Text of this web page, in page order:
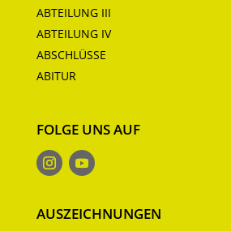
ABTEILUNG III
ABTEILUNG IV
ABSCHLÜSSE
ABITUR
FOLGE UNS AUF
AUSZEICHNUNGEN